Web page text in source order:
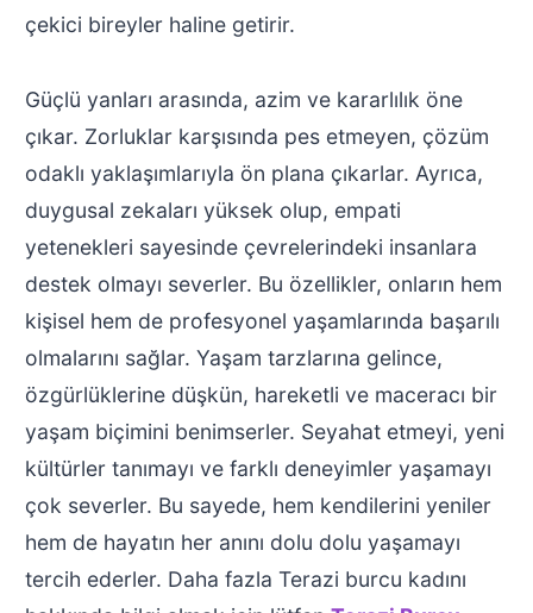
çekici bireyler haline getirir.
Güçlü yanları arasında, azim ve kararlılık öne
çıkar. Zorluklar karşısında pes etmeyen, çözüm
odaklı yaklaşımlarıyla ön plana çıkarlar. Ayrıca,
duygusal zekaları yüksek olup, empati
yetenekleri sayesinde çevrelerindeki insanlara
destek olmayı severler. Bu özellikler, onların hem
kişisel hem de profesyonel yaşamlarında başarılı
olmalarını sağlar. Yaşam tarzlarına gelince,
özgürlüklerine düşkün, hareketli ve maceracı bir
yaşam biçimini benimserler. Seyahat etmeyi, yeni
kültürler tanımayı ve farklı deneyimler yaşamayı
çok severler. Bu sayede, hem kendilerini yeniler
hem de hayatın her anını dolu dolu yaşamayı
tercih ederler. Daha fazla Terazi burcu kadını